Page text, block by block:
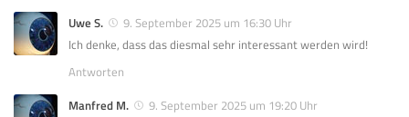
Uwe S.
9. September 2025 um 16:30 Uhr
Ich denke, dass das diesmal sehr interessant werden wird!
Antworten
Manfred M.
9. September 2025 um 19:20 Uhr